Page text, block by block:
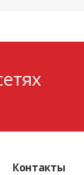
Контакты